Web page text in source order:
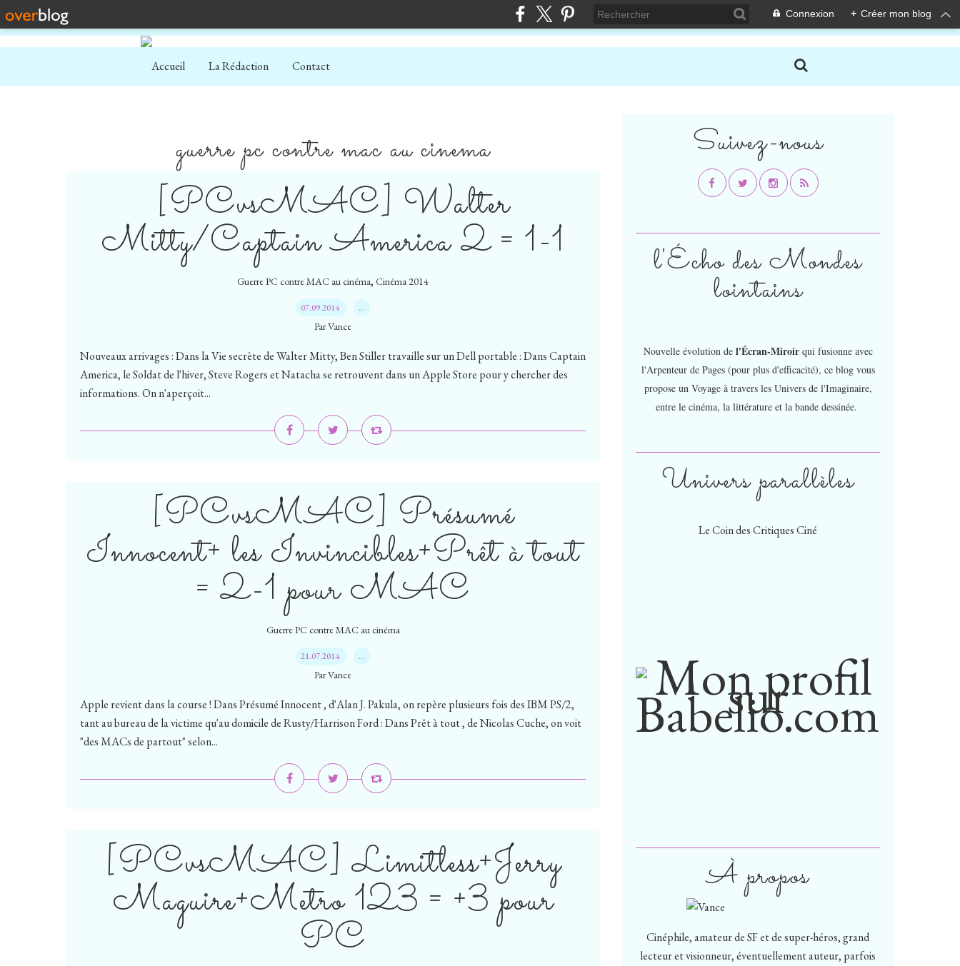
Connexion + Créer mon blog
Accueil La Rédaction Contact
guerre pc contre mac au cinema
[PCvsMAC] Walter
Mitty/Captain America 2 = 1-1
Guerre PC contre MAC au cinéma, Cinéma 2014
07.09.2014 …
Par Vance
Nouveaux arrivages : Dans la Vie secrète de Walter Mitty, Ben Stiller travaille sur un Dell portable : Dans Captain
America, le Soldat de l'hiver, Steve Rogers et Natacha se retrouvent dans un Apple Store pour y chercher des
informations. On n'aperçoit...
[PCvsMAC] Présumé
Innocent+ les Invincibles+Prêt à tout
= 2-1 pour MAC
Guerre PC contre MAC au cinéma
21.07.2014 …
Par Vance
Apple revient dans la course ! Dans Présumé Innocent , d'Alan J. Pakula, on repère plusieurs fois des IBM PS/2,
tant au bureau de la victime qu'au domicile de Rusty/Harrison Ford : Dans Prêt à tout , de Nicolas Cuche, on voit
"des MACs de partout" selon...
[PCvsMAC] Limitless+Jerry
Maguire+Metro 123 = +3 pour
PC
Suivez-nous
À propos
Cinéphile, amateur de SF et de super-héros, grand
lecteur et visionneur, éventuellement auteur, parfois
Univers parallèles
Le Coin des Critiques Ciné
l'Écho des Mondes
lointains
Nouvelle évolution de l'Écran-Miroir qui fusionne avec
l'Arpenteur de Pages (pour plus d'efficacité), ce blog vous
propose un Voyage à travers les Univers de l'Imaginaire,
entre le cinéma, la littérature et la bande dessinée.